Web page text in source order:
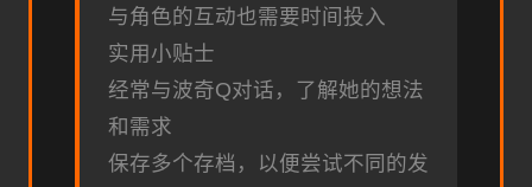
与角色的互动也需要时间投入
实用小贴士
经常与波奇Q对话，了解她的想法
和需求
保存多个存档，以便尝试不同的发